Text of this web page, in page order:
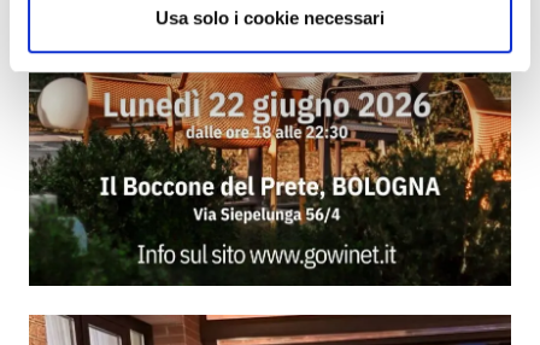
Usa solo i cookie necessari